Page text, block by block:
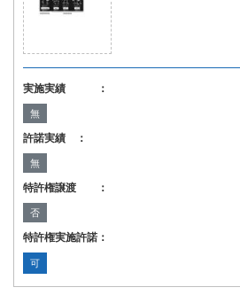
実施実績 ：
無
許諾実績 ：
無
特許権譲渡 ：
否
特許権実施許諾：
可